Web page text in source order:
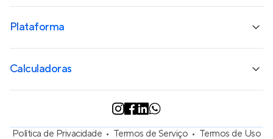
Plataforma
Calculadoras
Política de Privacidade Termos de Serviço Termos de Uso